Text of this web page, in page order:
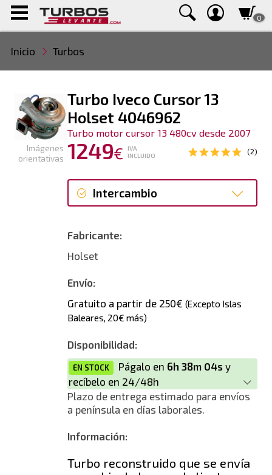
0
Inicio Turbos
Turbo Iveco Cursor 13
Holset 4046962
Turbo motor cursor 13 480cv desde 2007
1249€
IVA
INCLUIDO
(2)
Intercambio
Fabricante:
Holset
Envío:
Gratuito a partir de 250€ (Excepto Islas
Baleares, 20€ más)
Disponibilidad:
EN STOCK Págalo en 6h 38m 04s y
recíbelo en 24/48h
Plazo de entrega estimado para envíos
a península en días laborales.
Información:
Turbo reconstruido que se envía
Imágenes
orientativas